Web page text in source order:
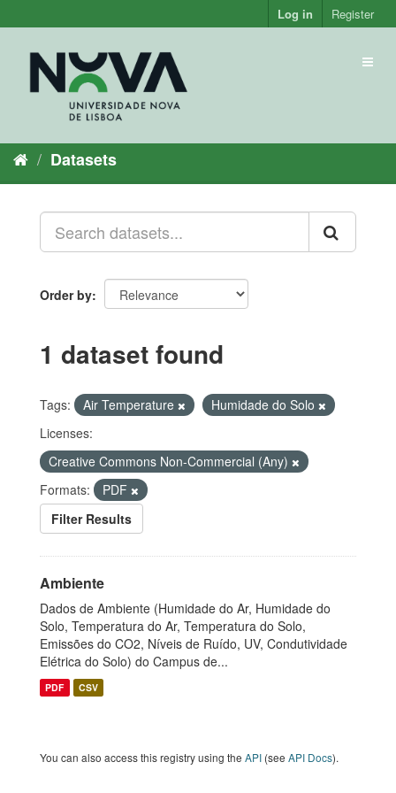
to
Log in Register
Datasets
Order by
1 dataset found
Tags: Air Temperature
Humidade do Solo
Licenses:
Creative Commons Non-Commercial (Any)
Formats:
PDF
Filter Results
Ambiente
Dados de Ambiente (Humidade do Ar, Humidade do
Solo, Temperatura do Ar, Temperatura do Solo,
Emissões do CO2, Níveis de Ruído, UV, Condutividade
Elétrica do Solo) do Campus de...
PDF CSV
You can also access this registry using the API (see API Docs).